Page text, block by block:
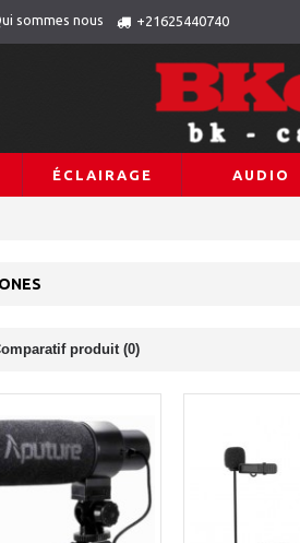
sommes nous +21625440740
ÉCLAIRAGE AUDIO
produit (0)